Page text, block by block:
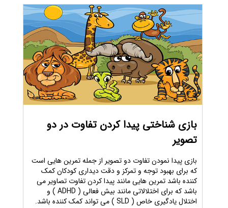
بازی شناختی پیدا کردن تفاوت در دو
تصویر
بازی پیدا نمودن تفاوت دو تصویر از جمله تمرین هایی است
که برای بهبود توجه و تمرکز و دقت دیداری کودکان کمک
کننده باشد تمرین هایی مانند پیدا کردن تفاوت تصاویر می
باشد که برای اختلالاتی مانند بیش فعالی ( ADHD ) و
اختلال یادگیری خاص ( SLD ) می تواند کمک کننده باشد.